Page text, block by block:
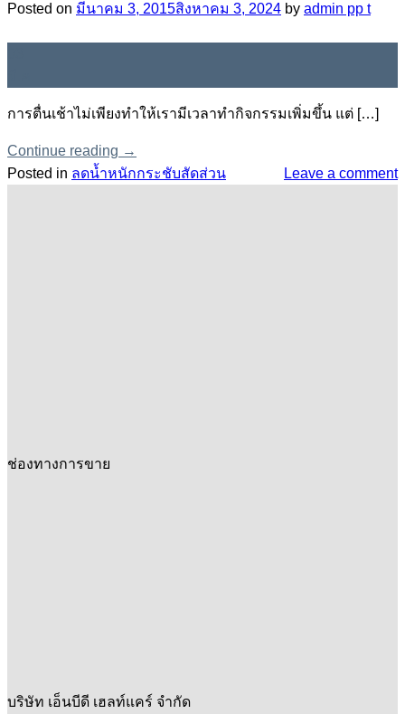
Posted on มีนาคม 3, 2015สิงหาคม 3, 2024 by admin pp t
การตื่นเช้าไม่เพียงทำให้เรามีเวลาทำกิจกรรมเพิ่มขึ้น แต่ […]
Continue reading →
Posted in ลดน้ำหนักกระชับสัดส่วน Leave a comment
ช่องทางการขาย
บริษัท เอ็นบีดี เฮลท์แคร์ จำกัด